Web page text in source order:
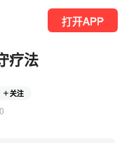
打开APP
疗法
关注